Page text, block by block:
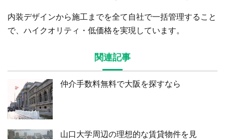
内装デザインから施工までを全て自社で一括管理すること
で、ハイクオリティ・低価格を実現しています。
関連記事
仲介手数料無料で大阪を探すなら
山口大学周辺の理想的な賃貸物件を見